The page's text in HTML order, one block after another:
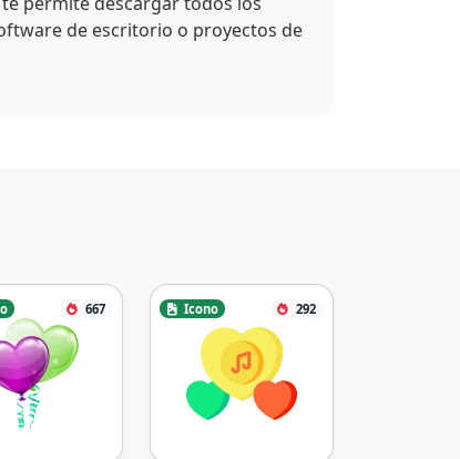
de escritorio o proyectos de
667 Icono 292